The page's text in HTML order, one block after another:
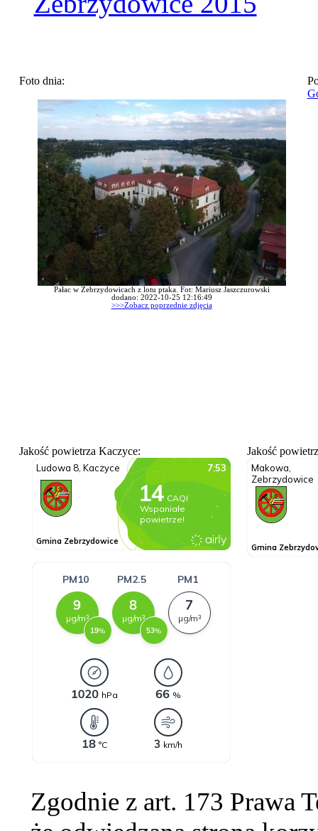
Foto dnia:
Pałac w Zebrzydowicach z lotu ptaka. Fot: Mariusz Jaszczurowski
dodano: 2022-10-25 12:16:49
>>>Zobacz poprzednie zdjęcia
Jakość powietrza Kaczyce: Jakość
Zgodnie z art. 173 Prawa